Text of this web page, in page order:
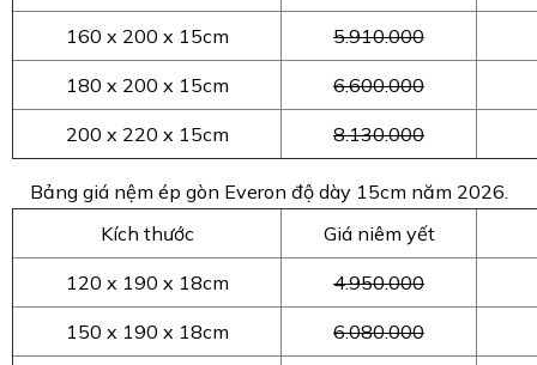
160 x 200 x 15cm 5.910.000
180 x 200 x 15cm 6.600.000
200 x 220 x 15cm 8.130.000
Bảng giá nệm ép gòn Everon độ dày 15cm năm 2026.
Kích thước
Giá niêm yết
120 x 190 x 18cm 4.950.000
150 x 190 x 18cm 6.080.000